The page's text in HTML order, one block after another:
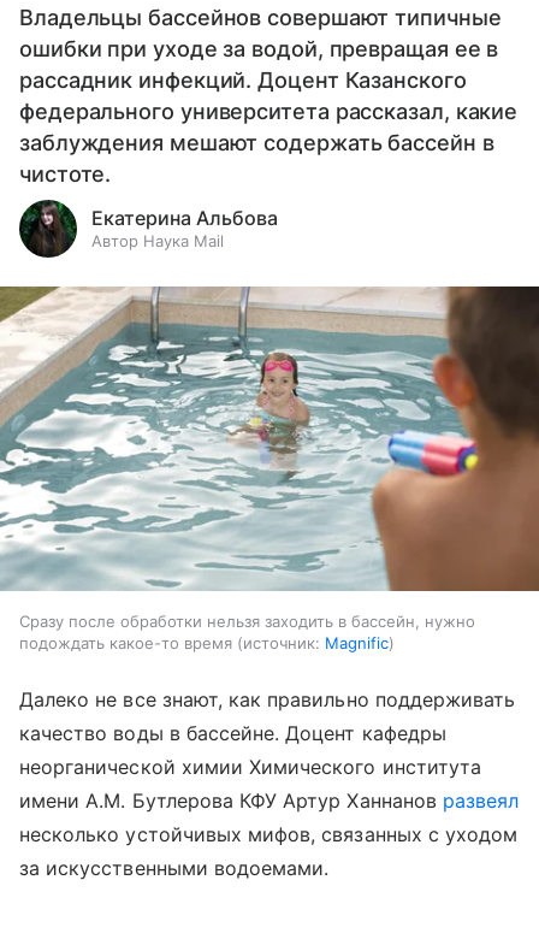
Владельцы бассейнов совершают типичные
ошибки при уходе за водой, превращая ее в
рассадник инфекций. Доцент Казанского
федерального университета рассказал, какие
заблуждения мешают содержать бассейн в
чистоте.
Екатерина Альбова
Автор Наука Mail
Сразу после обработки нельзя заходить в бассейн, нужно
подождать какое-то время
источник: Magnific
Далеко не все знают, как правильно поддерживать
качество воды в бассейне. Доцент кафедры
неорганической химии Химического института
имени А.М. Бутлерова КФУ Артур Ханнанов развеял
несколько устойчивых мифов, связанных с уходом
за искусственными водоемами.